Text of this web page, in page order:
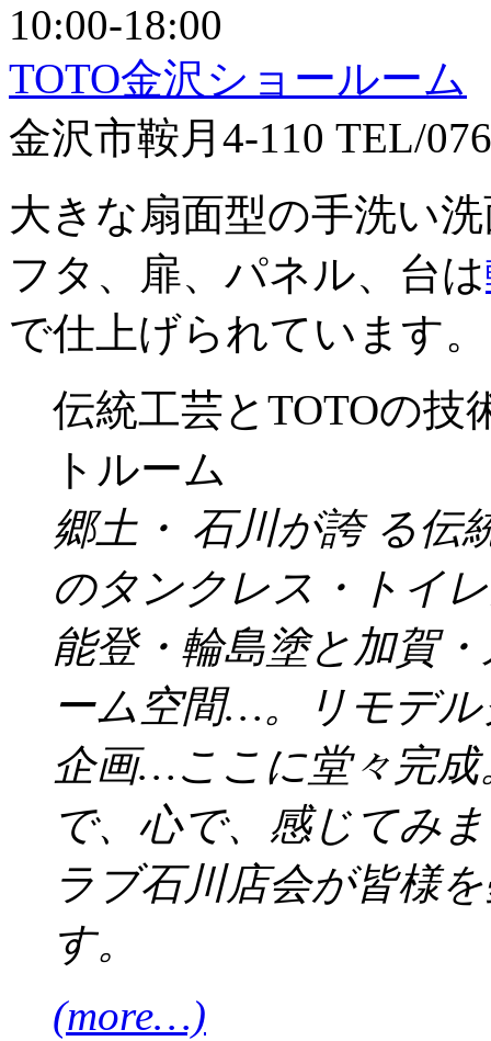
10:00-18:00
TOTO金沢ショールーム
金沢市鞍月4-110 TEL/
大きな扇面型の手洗い
フタ、扉、パネル、台は
で仕上げられています。
伝統工芸とTOTOの
トルーム
郷土・ 石川が誇 る伝
のタンクレス・トイ
能登・輪島塗と加賀
ーム空間…。リモデ
企画…ここに堂々完
で、心で、感じてみ
ラブ石川店会が皆様
す。
(more…)